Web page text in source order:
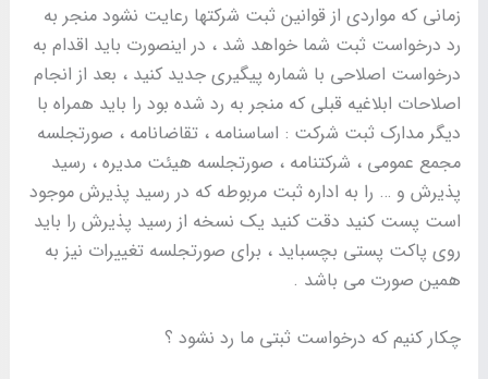
زمانی که مواردی از قوانین ثبت شرکتها رعایت نشود منجر به
رد درخواست ثبت شما خواهد شد ، در اینصورت باید اقدام به
درخواست اصلاحی با شماره پیگیری جدید کنید ، بعد از انجام
اصلاحات ابلاغیه قبلی که منجر به رد شده بود را باید همراه با
دیگر مدارک ثبت شرکت : اساسنامه ، تقاضانامه ، صورتجلسه
مجمع عمومی ، شرکتنامه ، صورتجلسه هیئت مدیره ، رسید
پذیرش و … را به اداره ثبت مربوطه که در رسید پذیرش موجود
است پست کنید دقت کنید یک نسخه از رسید پذیرش را باید
روی پاکت پستی بچسباید ، برای صورتجلسه تغییرات نیز به
همین صورت می باشد .
چکار کنیم که درخواست ثبتی ما رد نشود ؟